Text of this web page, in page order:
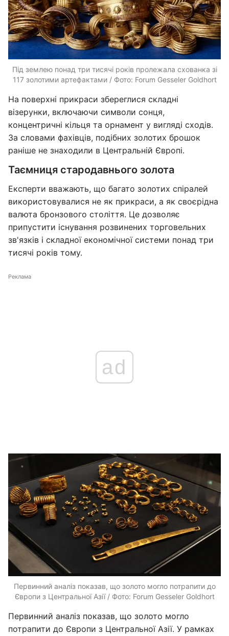
Під землею понад три тисячі років пролежала схованка зі
117 золотими артефактами / Фото: Forum Gesseler Goldhort
На поверхні прикраси збереглися складні
візерунки, включаючи символи сонця,
концентричні кільця та орнамент у вигляді сходів.
За словами фахівців, подібних золотих брошок
раніше не знаходили в Центральній Європі.
Таємниця стародавнього золота
Експерти вважають, що багато золотих спіралей
використовувалися не як прикраси, а як своєрідна
валюта бронзового століття. Це дозволяє
припустити існування розвинених торговельних
зв'язків і складної економічної системи понад три
тисячі років тому.
Реклама
ad
Первинний аналіз показав, що золото могло потрапити до
Європи з Центральної Азії / Фото: Forum Gesseler Goldhort
Первинний аналіз показав, що золото могло
потрапити до Європи з Центральної Азії. У рамках